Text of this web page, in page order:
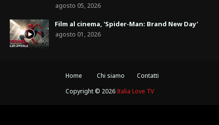
agosto 05, 2026
Film al cinema, 'Spider-Man: Brand New Day'
agosto 01, 2026
Home Chi siamo
Contatti
Copyright © 2026 Italia Love TV